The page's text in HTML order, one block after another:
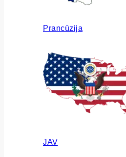
Prancūzija
JAV